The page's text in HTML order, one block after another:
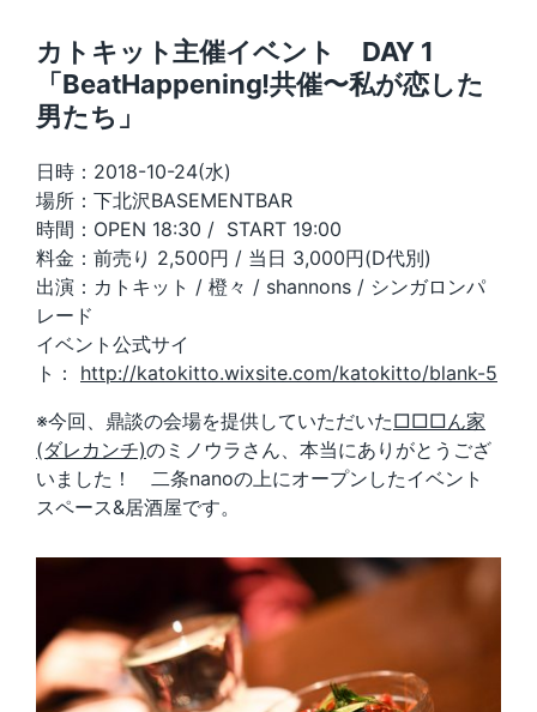
カトキット主催イベント DAY 1
「BeatHappening!共催〜私が恋した
男たち」
​日時：2018-10-24(水)
​場所：​下北沢BASEMENTBAR
時間：​OPEN 18:30 / START 19:00
​料金：​前売り 2,500円 / 当日 3,000円(D代別)
​出演：カトキット / 橙々 / shannons / シンガロンパ
レード
イベント公式サイ
ト： http://katokitto.wixsite.com/katokitto/blank-5
※今回、鼎談の会場を提供していただいた□□□ん家
(ダレカンチ)のミノウラさん、本当にありがとうござ
いました！ 二条nanoの上にオープンしたイベント
スペース&居酒屋です。